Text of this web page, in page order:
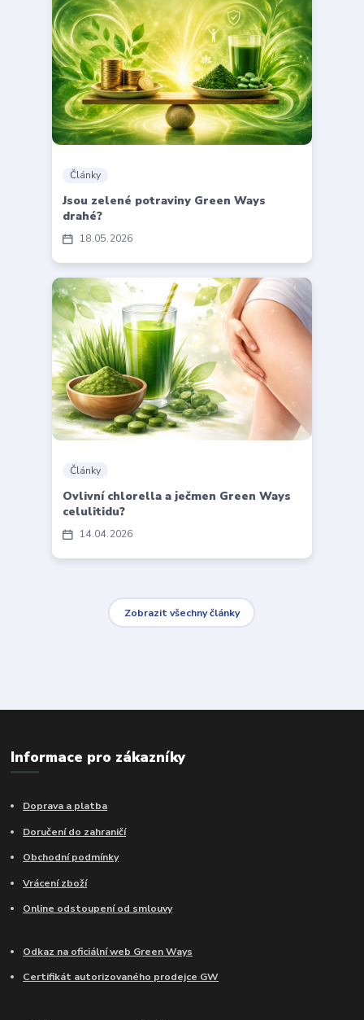
18 05 2026
Články
Jsou zelené potraviny Green Ways
drahé?
14 04 2026
Články
Ovlivní chlorella a ječmen Green Ways
celulitidu?
Zobrazit všechny články
Informace pro zákazníky
Doprava a platba
Doručení do zahraničí
Obchodní podmínky
Vrácení zboží
Online odstoupení od smlouvy
Odkaz na oficiální web Green Ways
Certifikát autorizovaného prodejce GW